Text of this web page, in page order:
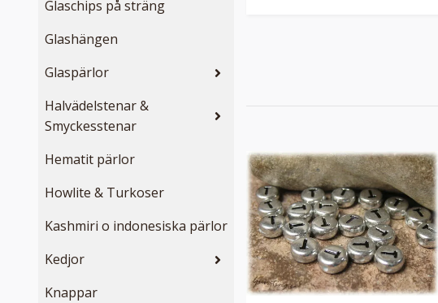
Glaschips på sträng
Glashängen
Glaspärlor
Halvädelstenar &
Smyckesstenar
Hematit pärlor
Howlite & Turkoser
Kashmiri o indonesiska pärlor
Kedjor
Knappar